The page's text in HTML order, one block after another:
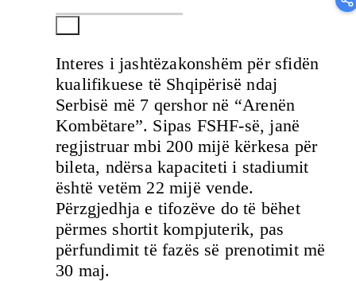
Interes i jashtëzakonshëm për sfidën
kualifikuese të Shqipërisë ndaj
Serbisë më 7 qershor në “Arenën
Kombëtare”. Sipas FSHF-së, janë
regjistruar mbi 200 mijë kërkesa për
bileta, ndërsa kapaciteti i stadiumit
është vetëm 22 mijë vende.
Përzgjedhja e tifozëve do të bëhet
përmes shortit kompjuterik, pas
përfundimit të fazës së prenotimit më
30 maj.